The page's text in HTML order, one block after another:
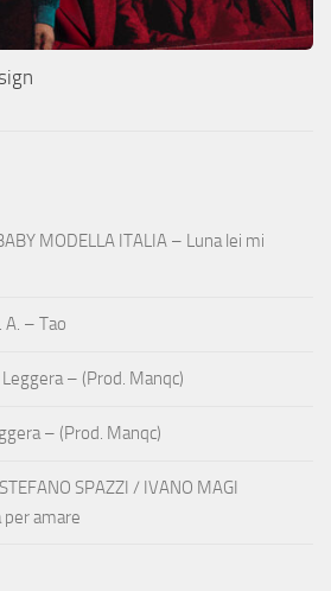
MODELLA ITALIA – Luna lei mi
A. – Tao
– (Prod. Manqc)
– (Prod. Manqc)
STEFANO SPAZZI / IVANO MAGI
per amare